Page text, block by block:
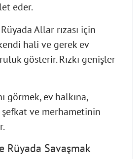
eder.
Rüyada Allar rızası için
hali ve gerek ev
gösterir. Rızkı genişler
görmek, ev halkına,
şefkat ve merhametinin
Rüyada Savaşmak